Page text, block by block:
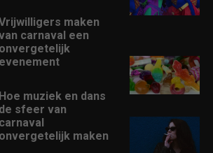
maken
carnaval een
onvergetelijk
evenement
Hoe muziek en dans
de sfeer van
carnaval
onvergetelijk maken